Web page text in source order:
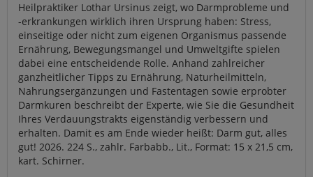
Heilpraktiker Lothar Ursinus zeigt, wo Darmprobleme und
-erkrankungen wirklich ihren Ursprung haben: Stress,
einseitige oder nicht zum eigenen Organismus passende
Ernährung, Bewegungsmangel und Umweltgifte spielen
dabei eine entscheidende Rolle. Anhand zahlreicher
ganzheitlicher Tipps zu Ernährung, Naturheilmitteln,
Nahrungsergänzungen und Fastentagen sowie erprobter
Darmkuren beschreibt der Experte, wie Sie die Gesundheit
Ihres Verdauungstrakts eigenständig verbessern und
erhalten. Damit es am Ende wieder heißt: Darm gut, alles
gut! 2026. 224 S., zahlr. Farbabb., Lit., Format: 15 x 21,5 cm,
kart. Schirner.